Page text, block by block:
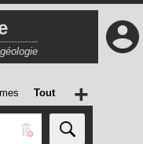
Tout +